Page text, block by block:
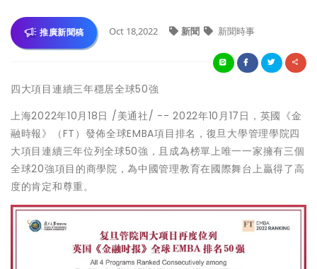
推廣新聞稿 Oct 18,2022 新聞 新聞時事
四大項目連續三年穩居全球50強
上海2022年10月18日 /美通社/ -- 2022年10月17日，英國《金
融時報》（FT）發佈全球EMBA項目排名，復旦大學管理學院四
大項目連續三年位列全球50強，且成為榜單上唯一一家擁有三個
全球20強項目的商學院，為中國管理教育在國際舞台上贏得了高
度的肯定和尊重。